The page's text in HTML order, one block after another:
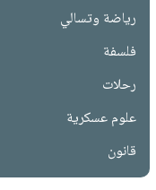
رياضة وتسالي
فلسفة
رحلات
علوم عسكرية
قانون